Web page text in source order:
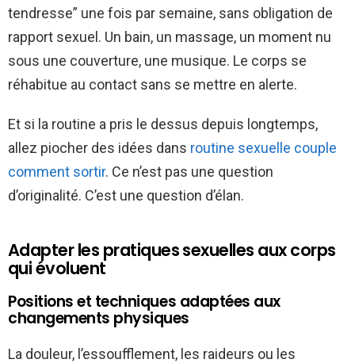
tendresse” une fois par semaine, sans obligation de
rapport sexuel. Un bain, un massage, un moment nu
sous une couverture, une musique. Le corps se
réhabitue au contact sans se mettre en alerte.
Et si la routine a pris le dessus depuis longtemps,
allez piocher des idées dans routine sexuelle couple
comment sortir. Ce n’est pas une question
d’originalité. C’est une question d’élan.
Adapter les pratiques sexuelles aux corps
qui évoluent
Positions et techniques adaptées aux
changements physiques
La douleur, l’essoufflement, les raideurs ou les